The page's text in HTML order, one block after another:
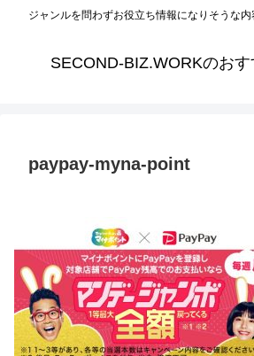
ジャンルを問わずお役立ち情報になりそうな内
SECOND-BIZ.WORKのお
paypay-myna-point